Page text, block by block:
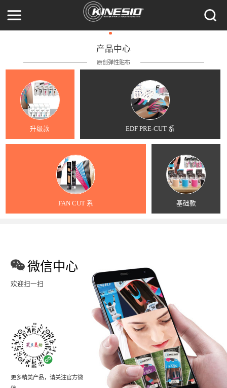
产品中心
原创弹性贴布
升级款 EDF PRE-CUT 系
FAN CUT 系 基础款
微信中心
欢迎扫一扫
更多精美产品，请关注官方微